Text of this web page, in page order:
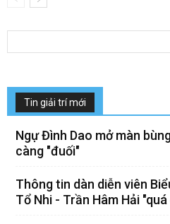
Tin giải trí mới
Ngự Đình Dao mở màn
càng "đuối"
Thông tin dàn diễn viên
Tổ Nhi - Trần Hâm Hải